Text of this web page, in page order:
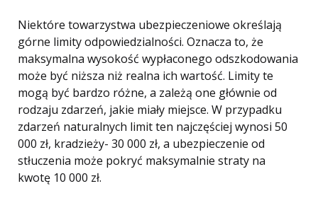
Niektóre towarzystwa ubezpieczeniowe określają
górne limity odpowiedzialności. Oznacza to, że
maksymalna wysokość wypłaconego odszkodowania
może być niższa niż realna ich wartość. Limity te
mogą być bardzo różne, a zależą one głównie od
rodzaju zdarzeń, jakie miały miejsce. W przypadku
zdarzeń naturalnych limit ten najczęściej wynosi 50
000 zł, kradzieży- 30 000 zł, a ubezpieczenie od
stłuczenia może pokryć maksymalnie straty na
kwotę 10 000 zł.